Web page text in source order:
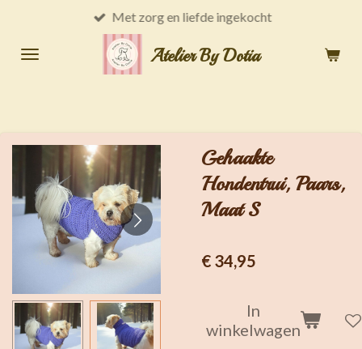
naar
Atelier By Dotia
Met zorg en liefde ingekocht
Gehaakte
Hondentrui, Paars,
Maat S
€ 34,95
In
winkelwagen